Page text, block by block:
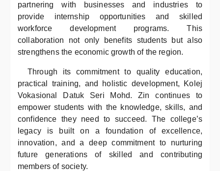
partnering with businesses and industries to
provide internship opportunities and skilled
workforce development programs. This
collaboration not only benefits students but also
strengthens the economic growth of the region.
Through its commitment to quality education,
practical training, and holistic development, Kolej
Vokasional Datuk Seri Mohd. Zin continues to
empower students with the knowledge, skills, and
confidence they need to succeed. The college’s
legacy is built on a foundation of excellence,
innovation, and a deep commitment to nurturing
future generations of skilled and contributing
members of society.